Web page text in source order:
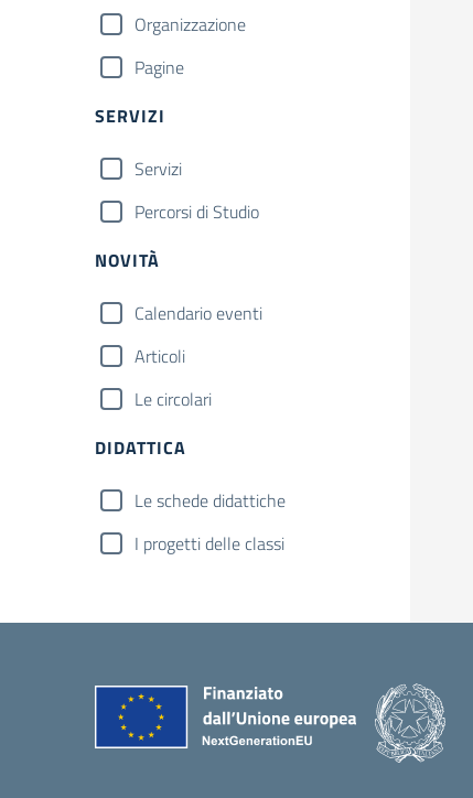
Organizzazione
Pagine
SERVIZI
Servizi
Percorsi di Studio
NOVITÀ
Calendario eventi
Articoli
Le circolari
DIDATTICA
Le schede didattiche
I progetti delle classi